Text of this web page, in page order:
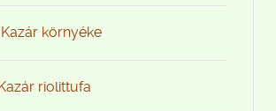
Kazár környéke
riolittufa